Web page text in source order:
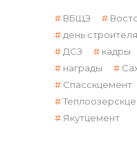
ВБЩЗ
день строителя
ДСЗ
кадры
награды
Спасскцемент
Якутцемент